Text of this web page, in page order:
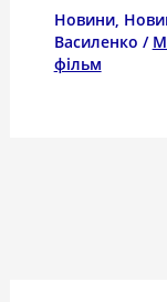
Новини,
Василенко /
фільм